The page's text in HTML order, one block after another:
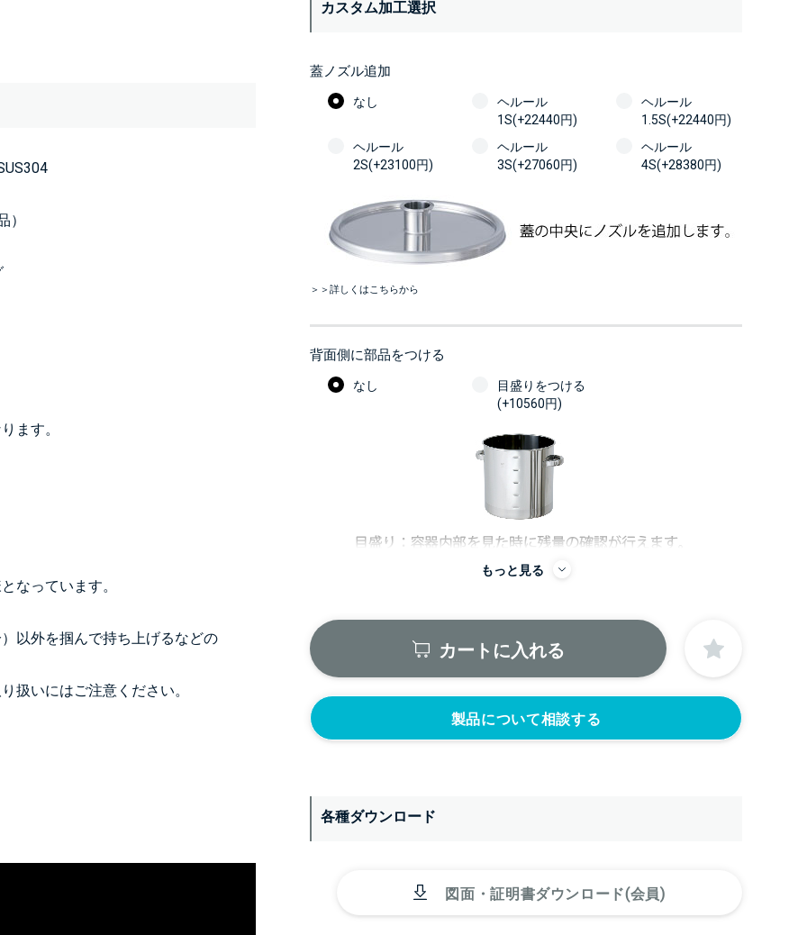
ます。
なっています。
以外を掴んで持ち上げるなどの
いにはご注意ください。
カスタム加工選択
蓋ノズル追加
なし
ヘルール
1S(+22440円)
ヘルール
1.5S(+22440円)
ヘルール
2S(+23100円)
ヘルール
3S(+27060円)
ヘルール
4S(+28380円)
＞＞詳しくはこちらから
背面側に部品をつける
なし
目盛りをつける
(+10560円)
＞＞詳しくはこちらから
もっと見る
カートに入れる
製品について相談する
各種ダウンロード
図面・証明書ダウンロード(会員)